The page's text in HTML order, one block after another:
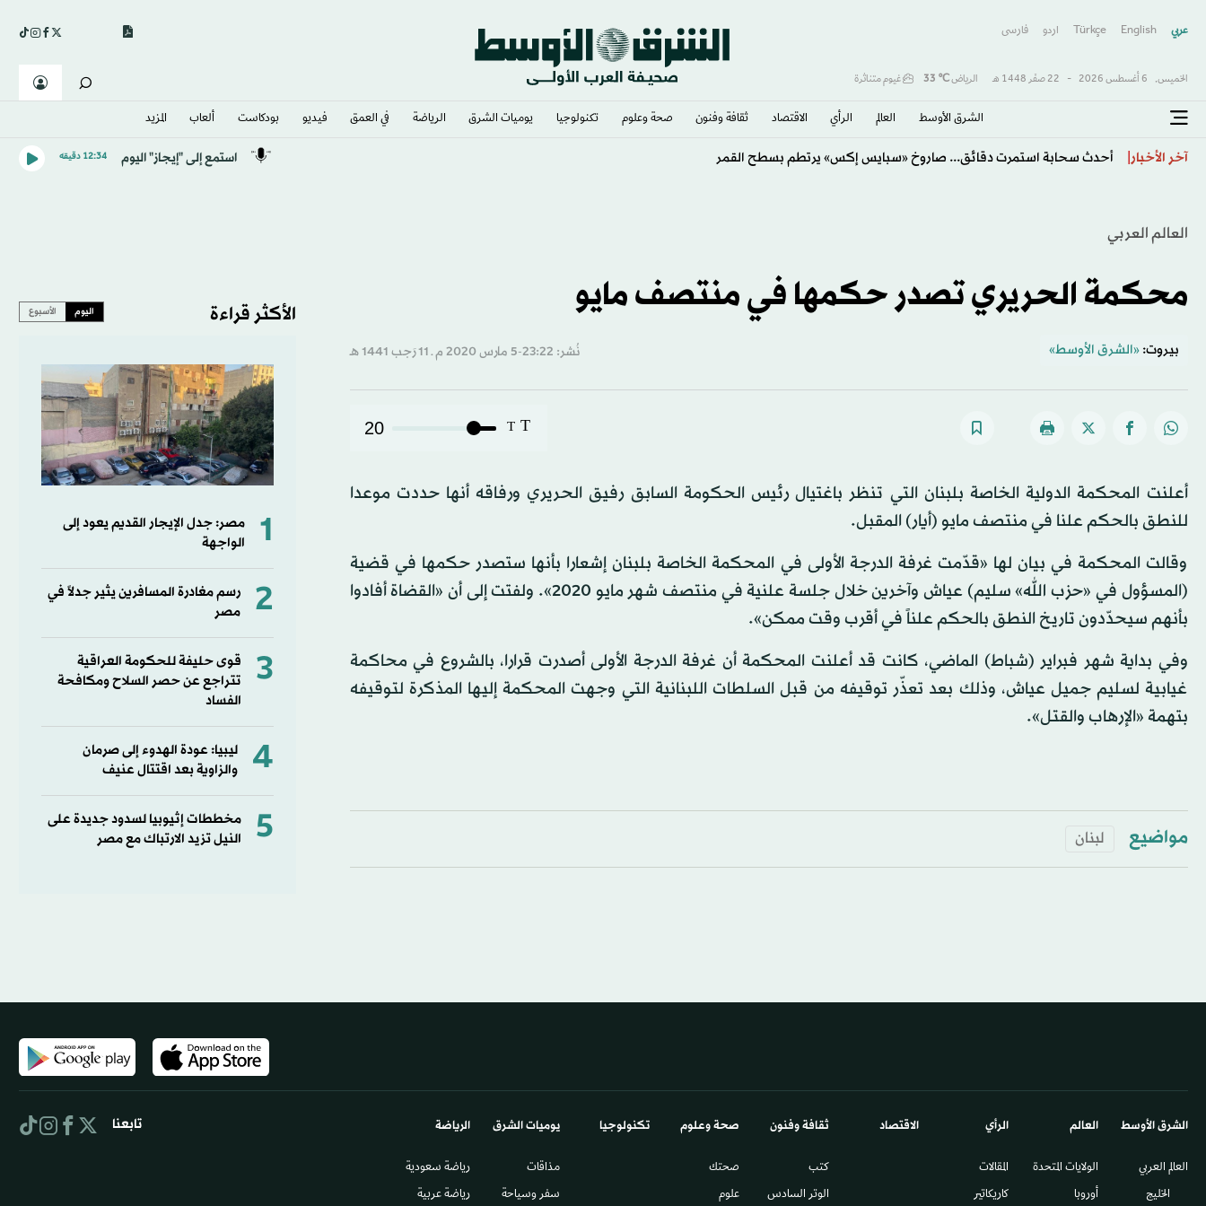
عربي English
Türkçe اردو فارسى
الخميس, 6 أغسطس 2026 - 22 صفَر 1448 هـ الرياض℃
33 غيوم متناثرة
الشرق الأوسط​ العالم الرأي الاقتصاد ثقافة وفنون صحة وعلوم تكنولوجيا يوميات الشرق​ الرياضة في العمق فيديو بودكاست ألعاب المزيد
آخر الأخبار أحدث سحابة استمرت دقائق... صاروخ «سبايس إكس» يرتطم بسطح القمر استمع إلى "إيجاز" اليوم 12:34 دقيقه
العالم العربي
محكمة الحريري تصدر حكمها في منتصف مايو
بيروت: «الشرق الأوسط» نُشر: 23:22-5 مارس 2020 م ـ 11 رَجب 1441 هـ
T
T
20
أعلنت المحكمة الدولية الخاصة بلبنان التي تنظر باغتيال رئيس الحكومة السابق رفيق الحريري ورفاقه أنها حددت موعدا
للنطق بالحكم علنا في منتصف مايو (أيار) المقبل.
وقالت المحكمة في بيان لها «قدّمت غرفة الدرجة الأولى في المحكمة الخاصة بلبنان إشعارا بأنها ستصدر حكمها في قضية
(المسؤول في «حزب الله» سليم) عياش وآخرين خلال جلسة علنية في منتصف شهر مايو 2020». ولفتت إلى أن «القضاة أفادوا
بأنهم سيحدّدون تاريخ النطق بالحكم علناً في أقرب وقت ممكن».
وفي بداية شهر فبراير (شباط) الماضي، كانت قد أعلنت المحكمة أن غرفة الدرجة الأولى أصدرت قرارا، بالشروع في محاكمة
غيابية لسليم جميل عياش، وذلك بعد تعذّر توقيفه من قبل السلطات اللبنانية التي وجهت المحكمة إليها المذكرة لتوقيفه
بتهمة «الإرهاب والقتل».
مواضيع لبنان
الأكثر قراءة اليوم الأسبوع
1
مصر: جدل الإيجار القديم يعود إلى
الواجهة
2
رسم مغادرة المسافرين يثير جدلاً في
مصر
3
قوى حليفة للحكومة العراقية
تتراجع عن حصر السلاح ومكافحة
الفساد
4
ليبيا: عودة الهدوء إلى صرمان
والزاوية بعد اقتتال عنيف
5
مخططات إثيوبيا لسدود جديدة على
النيل تزيد الارتباك مع مصر
الشرق الأوسط​
العالم العربي
الخليج
العالم
الولايات المتحدة
أوروبا
الرأي
المقالات
كاريكاتير
الاقتصاد ثقافة وفنون
كتب
الوتر السادس​
صحة وعلوم
صحتك
علوم
تكنولوجيا يوميات الشرق​
مذاقات
سفر وسياحة
الرياضة
رياضة سعودية
رياضة عربية
تابعنا